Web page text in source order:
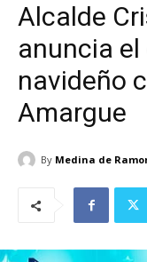
Alcalde
anuncia
navideño
Amargue
By Medina de